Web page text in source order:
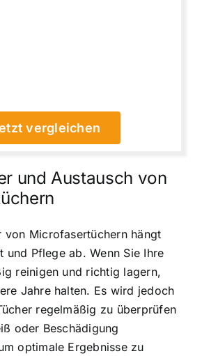
vergleichen
und Austausch von
von Microfasertüchern hängt
und Pflege ab. Wenn Sie Ihre
reinigen und richtig lagern,
Jahre halten. Es wird jedoch
regelmäßig zu überprüfen
oder Beschädigung
optimale Ergebnisse zu